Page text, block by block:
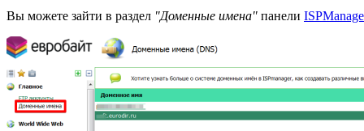
Вы можете зайти в раздел "Доменные имена" панели